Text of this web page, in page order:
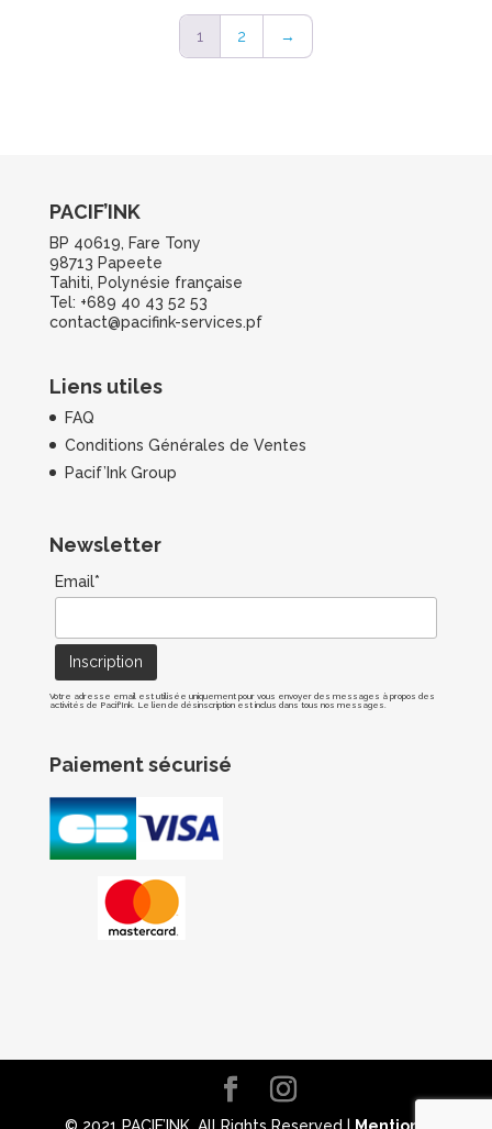
1 2 →
PACIF’INK
BP 40619, Fare Tony
98713 Papeete
Tahiti, Polynésie française
Tel: +689 40 43 52 53
contact@pacifink-services.pf
Liens utiles
FAQ
Conditions Générales de Ventes
Pacif’Ink Group
Newsletter
Email*
Votre adresse email est utilisée uniquement pour vous envoyer des messages à propos des
activités de Pacif'Ink. Le lien de désinscription est inclus dans tous nos messages.
Paiement sécurisé